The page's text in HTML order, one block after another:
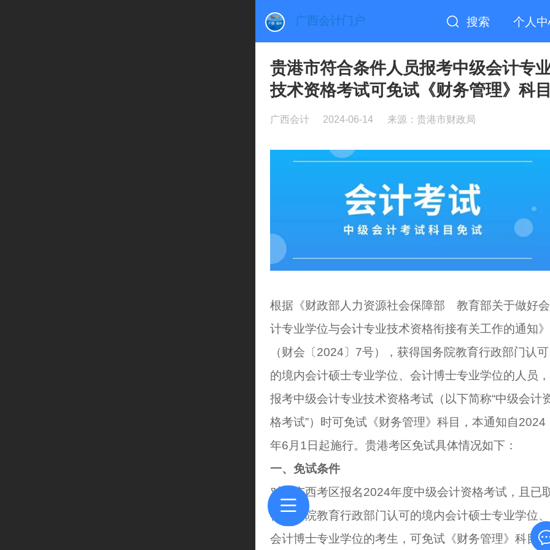
广西会计门户 搜索 个人
贵港市符合条件人员报考中级会计专
技术资格考试可免试《财务管理》科
广西会计 2024-06-14 来源：贵港市财政局
根据《财政部人力资源社会保障部 教育部关于做好会
计专业学位与会计专业技术资格衔接有关工作的通知》
（财会〔2024〕7号），获得国务院教育行政部门认可
的境内会计硕士专业学位、会计博士专业学位的人员，
报考中级会计专业技术资格考试（以下简称“中级会计
格考试”）时可免试《财务管理》科目，本通知自2024
年6月1日起施行。贵港考区免试具体情况如下：
一、免试条件
对在广西考区报名2024年度中级会计资格考试，且已
得国务院教育行政部门认可的境内会计硕士专业学位、
会计博士专业学位的考生，可免试《财务管理》科目。